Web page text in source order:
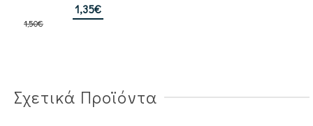
1,50€
Original
1,35€
Σχετικά Προϊόντα